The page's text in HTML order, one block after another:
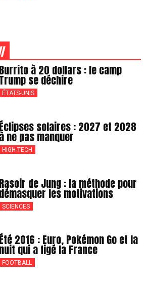
Burrito à 20 dollars : le camp
Trump se déchire
ÉTATS-UNIS
Éclipses solaires : 2027 et 2028
à ne pas manquer
HIGH-TECH
Rasoir de Jung : la méthode pour
démasquer les motivations
SCIENCES
Été 2016 : Euro, Pokémon Go et la
nuit qui a figé la France
FOOTBALL